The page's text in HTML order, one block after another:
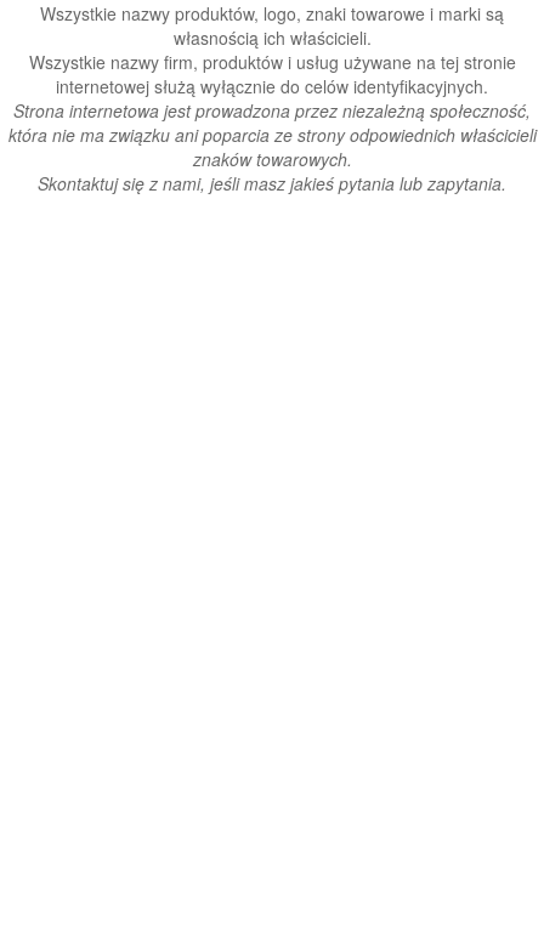
Wszystkie nazwy produktów, logo, znaki towarowe i marki są
własnością ich właścicieli.
Wszystkie nazwy firm, produktów i usług używane na tej stronie
internetowej służą wyłącznie do celów identyfikacyjnych.
Strona internetowa jest prowadzona przez niezależną społeczność,
która nie ma związku ani poparcia ze strony odpowiednich właścicieli
znaków towarowych.
Skontaktuj się z nami, jeśli masz jakieś pytania lub zapytania.